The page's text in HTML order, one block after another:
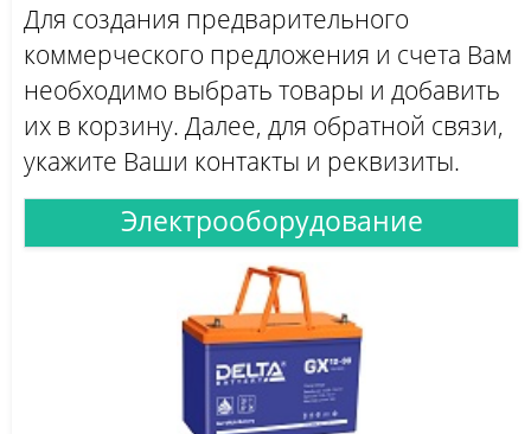
Для создания предварительного
коммерческого предложения и счета Вам
необходимо выбрать товары и добавить
их в корзину. Далее, для обратной связи,
укажите Ваши контакты и реквизиты.
Электрооборудование